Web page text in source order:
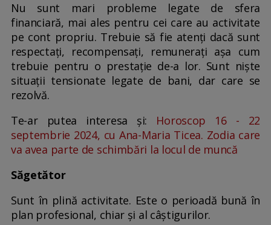
Nu sunt mari probleme legate de sfera
financiară, mai ales pentru cei care au activitate
pe cont propriu. Trebuie să fie atenți dacă sunt
respectați, recompensați, remunerați așa cum
trebuie pentru o prestație de-a lor. Sunt niște
situații tensionate legate de bani, dar care se
rezolvă.
Te-ar putea interesa și: Horoscop 16 - 22
septembrie 2024, cu Ana-Maria Ticea. Zodia care
va avea parte de schimbări la locul de muncă
Săgetător
Sunt în plină activitate. Este o perioadă bună în
plan profesional, chiar și al câștigurilor.